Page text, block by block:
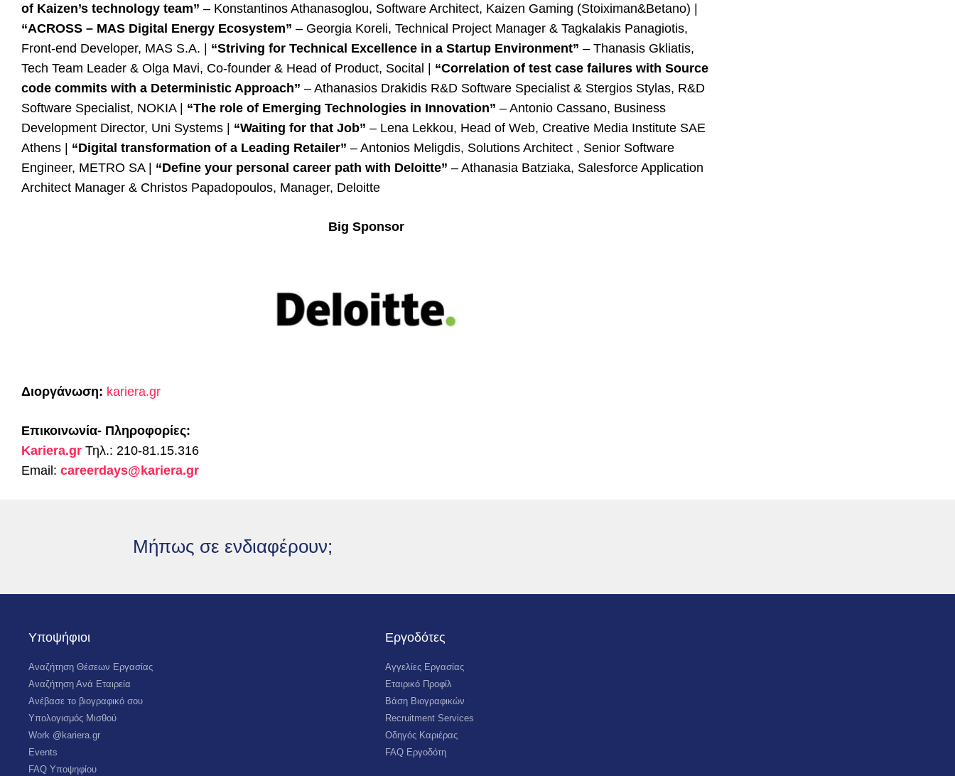
of Kaizen’s technology team” – Konstantinos Athanasoglou, Software Architect, Kaizen Gaming (Stoiximan&Betano) |
“ACROSS – MAS Digital Energy Ecosystem” – Georgia Koreli, Technical Project Manager & Tagkalakis Panagiotis,
Front-end Developer, MAS S.A. | “Striving for Technical Excellence in a Startup Environment” – Thanasis Gkliatis,
Tech Team Leader & Olga Mavi, Co-founder & Head of Product, Socital | “Correlation of test case failures with Source
code commits with a Deterministic Approach” – Athanasios Drakidis R&D Software Specialist & Stergios Stylas, R&D
Software Specialist, NOKIA | “The role of Emerging Technologies in Innovation” – Antonio Cassano, Business
Development Director, Uni Systems | “Waiting for that Job” – Lena Lekkou, Head of Web, Creative Media Institute SAE
Athens | “Digital transformation of a Leading Retailer” – Antonios Meligdis, Solutions Architect , Senior Software
Engineer, METRO SA | “Define your personal career path with Deloitte” – Athanasia Batziaka, Salesforce Application
Architect Manager & Christos Papadopoulos, Manager, Deloitte
Big Sponsor
Διοργάνωση: kariera.gr
Επικοινωνία- Πληροφορίες:
Kariera.gr Τηλ.: 210-81.15.316
Email: careerdays@kariera.gr
Μήπως σε ενδιαφέρουν;
Υποψήφιοι
Αναζήτηση Θέσεων Εργασίας
Αναζήτηση Ανά Εταιρεία
Ανέβασε το βιογραφικό σου
Υπολογισμός Μισθού
Work @kariera.gr
Events
FAQ Υποψηφίου
Εργοδότες
Αγγελίες Εργασίας
Εταιρικό Προφίλ
Βάση Βιογραφικών
Recruitment Services
Οδηγός Καριέρας
FAQ Εργοδότη